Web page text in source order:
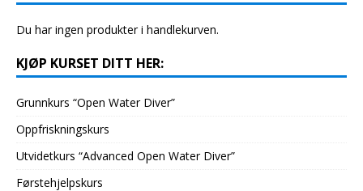
Du har ingen produkter i handlekurven.
KJØP KURSET DITT HER:
Grunnkurs “Open Water Diver”
Oppfriskningskurs
Utvidetkurs “Advanced Open Water Diver”
Førstehjelpskurs